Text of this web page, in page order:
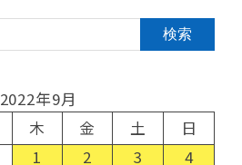
2022年9月
木 金 土
日
1
2 3
4